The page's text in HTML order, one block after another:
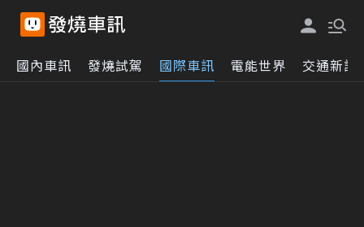
國內車訊 發燒試駕 國際車訊 電能世界 交通新訊